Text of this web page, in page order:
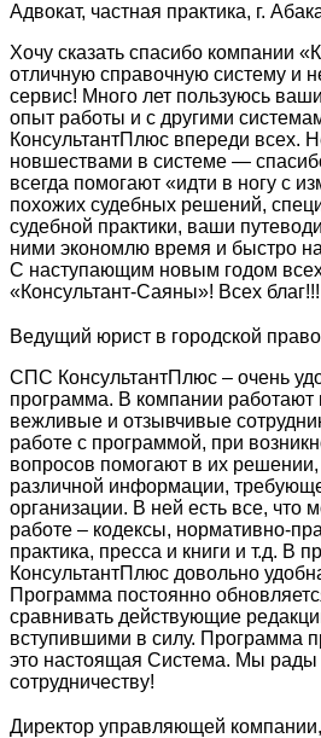
Адвокат, частная практика, г.
Хочу сказать спасибо компании
отличную справочную систему и
сервис! Много лет пользуюсь
опыт работы и с другими
КонсультантПлюс впереди всех.
новшествами в системе —
всегда помогают «идти в ногу с
похожих судебных решений,
судебной практики, ваши
ними экономлю время и быстро
С наступающим новым годом
«Консультант-Саяны»! Всех благ!!!
Ведущий юрист в городской
СПС КонсультантПлюс – очень
программа. В компании
вежливые и отзывчивые
работе с программой, при
вопросов помогают в их решении,
различной информации,
организации. В ней есть все, что
работе – кодексы, нормативно-
практика, пресса и книги и т.д. В
КонсультантПлюс довольно
Программа постоянно
сравнивать действующие
вступившими в силу. Программа
это настоящая Система. Мы
сотрудничеству!
Директор управляющей компании,